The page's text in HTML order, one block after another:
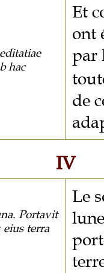
hac
Et
ont
par
de
IV
Portavit
terra
Le